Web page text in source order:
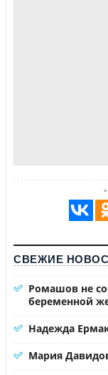
СВЕЖИЕ
Ромашов не
беременной
Надежда
Мария